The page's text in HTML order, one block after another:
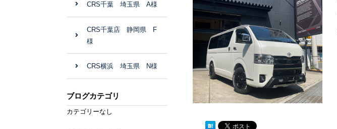
CRS千葉 埼玉県 A様
CRS千葉店 静岡県 F
様
CRS横浜 埼玉県 N様
ブログカテゴリ
カテゴリーなし